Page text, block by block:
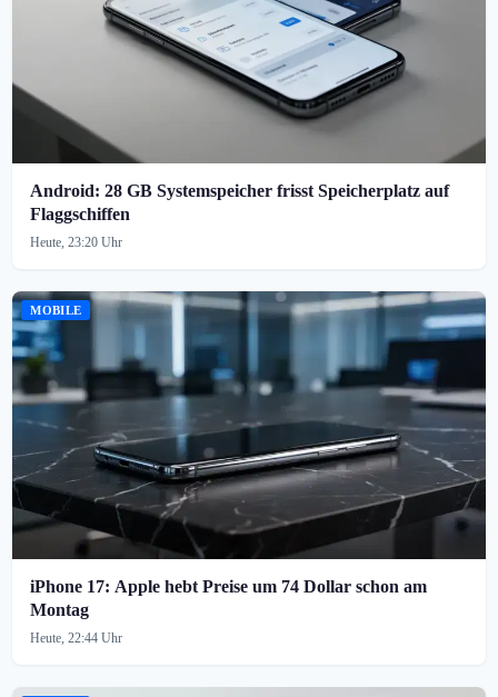
Android: 28 GB Systemspeicher frisst Speicherplatz auf
Flaggschiffen
Heute, 23:20 Uhr
MOBILE
iPhone 17: Apple hebt Preise um 74 Dollar schon am
Montag
Heute, 22:44 Uhr